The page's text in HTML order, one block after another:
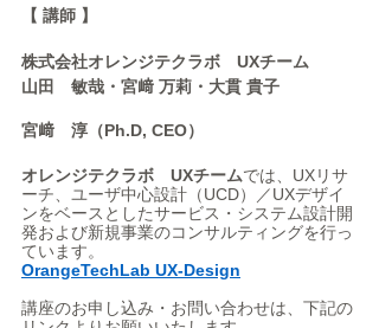
【 講師 】
株式会社オレンジテクラボ　UXチーム
山田　敏哉・宮﨑 万莉・大貫 貴子
宮﨑　淳（Ph.D, CEO）
オレンジテクラボ　UXチームでは、UXリサ
ーチ、ユーザ中心設計（UCD）／UXデザイ
ンをベースとしたサービス・システム設計開
発および新規事業のコンサルティングを行っ
ています。
OrangeTechLab UX-Design
講座のお申し込み・お問い合わせは、下記の